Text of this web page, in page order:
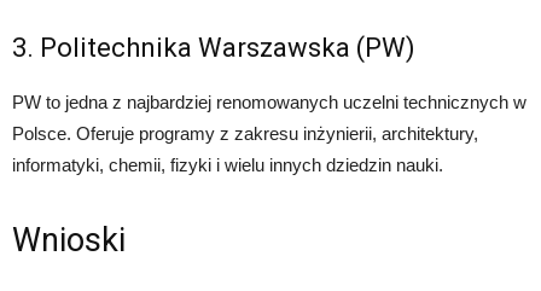
3. Politechnika Warszawska (PW)
PW to jedna z najbardziej renomowanych uczelni technicznych w
Polsce. Oferuje programy z zakresu inżynierii, architektury,
informatyki, chemii, fizyki i wielu innych dziedzin nauki.
Wnioski